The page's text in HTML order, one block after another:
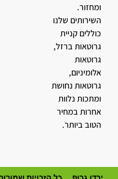
ומחזור.
השירותים שלנו
כוללים קניית
גרוטאות ברזל,
גרוטאות
אלומיניום,
גרוטאות נחושת
ומתכות נלוות
אחרות במחיר
הטוב ביותר.